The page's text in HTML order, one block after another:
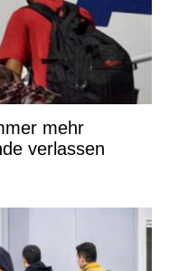
mehr
verlassen